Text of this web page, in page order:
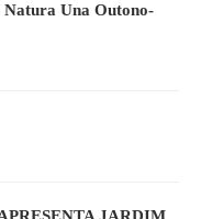
Natura Una Outono-